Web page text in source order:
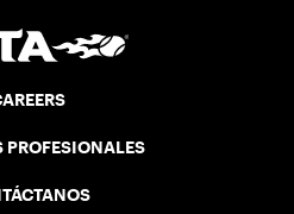
PROFESIONALES